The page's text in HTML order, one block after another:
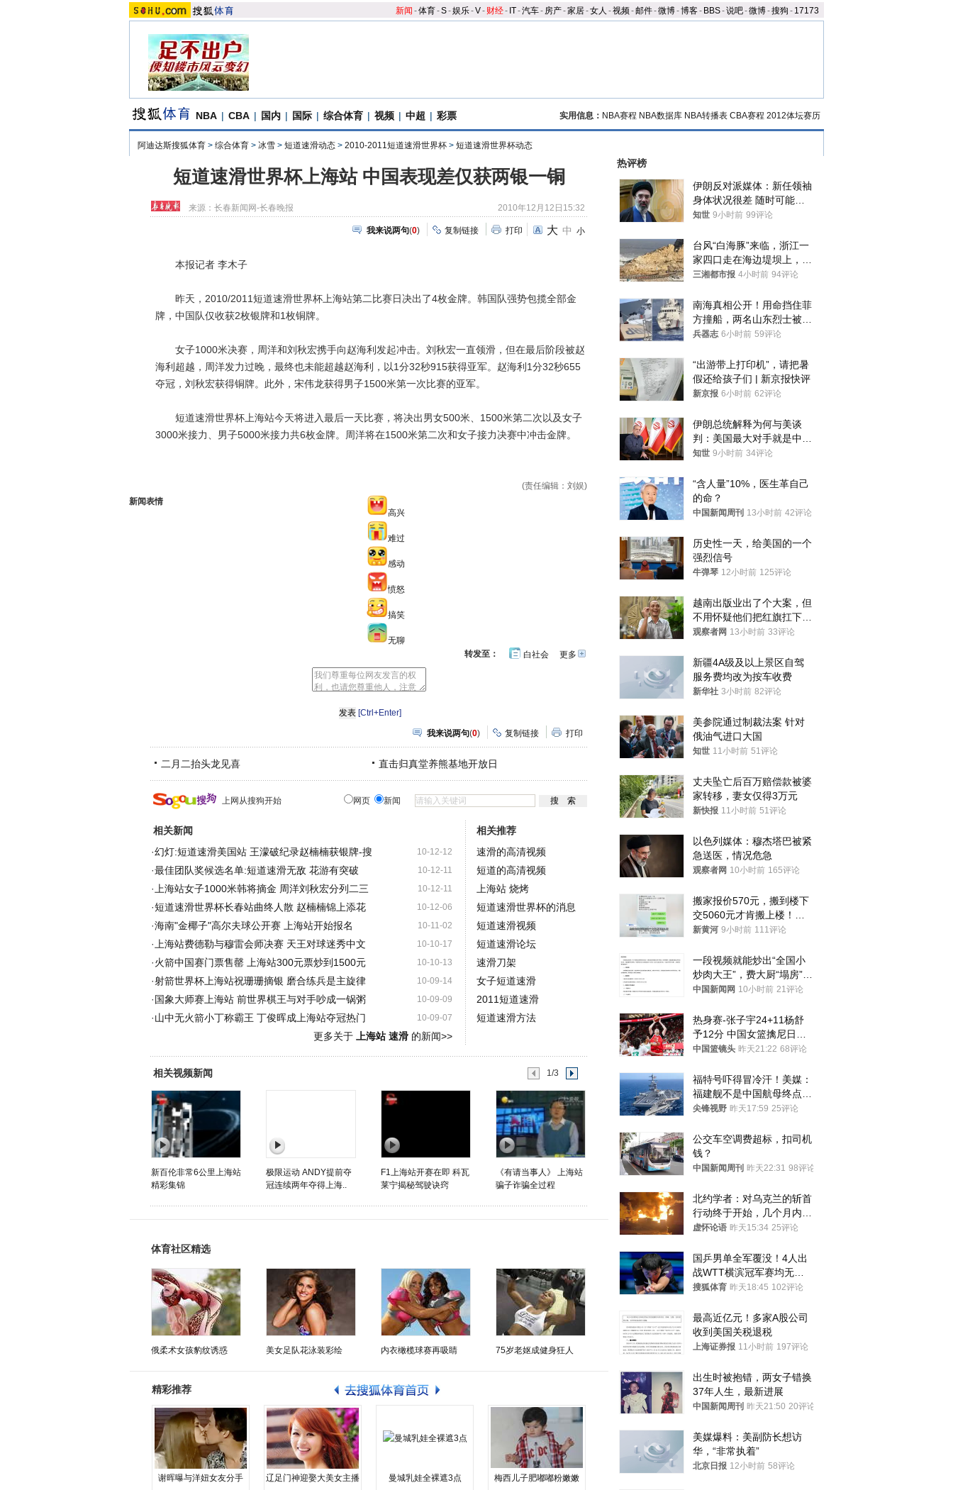
新闻 -体育-S-娱乐-V- 财经- IT-汽车- 房产-家居-女人 -视频-邮件-微博-博客- BBS-说吧-微博-搜狗 - 17173
NBA | CBA | 国内 | 国际 | 综合体育 | 视频 | 中超 | 彩票 实用信息： NBA赛程 NBA数据库 NBA转播表 CBA赛程 2012体坛赛历
阿迪达斯搜狐体育 > 综合体育 > 冰雪 > 短道速滑动态 > 2010-2011短道速滑世界杯 > 短道速滑世界杯动态
短道速滑世界杯上海站 中国表现差仅获两银一铜
来源：长春新闻网-长春晚报 2010年12月12日15:32
我来说两句(0) 复制链接 打印 大 中 小
本报记者 李木子
昨天，2010/2011短道速滑世界杯上海站第二比赛日决出了4枚金牌。韩国队强势包揽全部金
牌，中国队仅收获2枚银牌和1枚铜牌。
女子1000米决赛，周洋和刘秋宏携手向赵海利发起冲击。刘秋宏一直领滑，但在最后阶段被赵
海利超越，周洋发力过晚，最终也未能超越赵海利，以1分32秒915获得亚军。赵海利1分32秒655
夺冠，刘秋宏获得铜牌。此外，宋伟龙获得男子1500米第一次比赛的亚军。
短道速滑世界杯上海站今天将进入最后一天比赛，将决出男女500米、1500米第二次以及女子
3000米接力、男子5000米接力共6枚金牌。周洋将在1500米第二次和女子接力决赛中冲击金牌。
(责任编辑：刘娱)
新闻表情
高兴
难过
感动
愤怒
搞笑
无聊
更多开
转发至： 白社会
[Ctrl+Enter]
我来说两句(0) 复制链接 打印
二月二抬头龙见喜 直击归真堂养熊基地开放日
上网从搜狗开始 网页 新闻
相关新闻
10-12-12
·幻灯:短道速滑美国站 王濛破纪录赵楠楠获银牌-搜
10-12-11
·最佳团队奖候选名单:短道速滑无敌 花游有突破
10-12-11
· 上海站女子1000米韩将摘金 周洋刘秋宏分列二三
10-12-06
·短道速滑世界杯长春站曲终人散 赵楠楠锦上添花
10-11-02
·海南"金椰子"高尔夫球公开赛 上海站开始报名
10-10-17
· 上海站费德勒与穆雷会师决赛 天王对球迷秀中文
10-10-13
·火箭中国赛门票售罄 上海站300元票炒到1500元
10-09-14
·射箭世界杯上海站祝珊珊摘银 磨合练兵是主旋律
10-09-09
· 国象大师赛上海站 前世界棋王与对手吵成一锅粥
10-09-07
·山中无火箭小丁称霸王 丁俊晖成上海站夺冠热门
更多关于
上海站 速滑的新闻>>
相关推荐
速滑的高清视频
短道的高清视频
上海站 烧烤
短道速滑世界杯的消息
短道速滑视频
短道速滑论坛
速滑刀架
女子短道速滑
2011短道速滑
短道速滑方法
相关视频新闻 1/3
新百伦非常6公里上海站
精彩集锦
极限运动 ANDY提前夺
冠连续两年夺得上海..
F1上海站开赛在即 科瓦
莱宁揭秘驾驶诀窍
《有请当事人》 上海站
骗子诈骗全过程
体育社区精选
俄柔术女孩豹纹诱惑 美女足队花泳装彩绘 内衣橄榄球赛再吸睛 75岁老妪成健身狂人
精彩推荐
谢晖曝与洋妞女友分手 辽足门神迎娶大美女主播 曼城乳娃全裸遮3点 梅西儿子肥嘟嘟粉嫩嫩
热评榜
伊朗反对派媒体：新任领袖
身体状况很差 随时可能离
世
知世 9小时前 99评论
台风“白海豚”来临，浙江一
家四口走在海边堤坝上，其
中9岁男孩被巨浪卷入海
三湘都市报 4小时前 94评论
南海真相公开！用命挡住菲
方撞船，两名山东烈士被授
武警最高荣誉
兵器志 6小时前 59评论
“出游带上打印机”，请把暑
假还给孩子们 | 新京报快评
新京报 6小时前 62评论
伊朗总统解释为何与美谈
判：美国最大对手就是中
国，但他们也在对话
知世 9小时前 34评论
“含人量”10%，医生革自己
的命？
中国新闻周刊 13小时前 42评论
历史性一天，给美国的一个
强烈信号
牛弹琴 12小时前 125评论
越南出版业出了个大案，但
不用怀疑他们把红旗扛下去
的决心
观察者网 13小时前 33评论
新疆4A级及以上景区自驾
服务费均改为按车收费
新华社 3小时前 82评论
美参院通过制裁法案 针对
俄油气进口大国
知世 11小时前 51评论
丈夫坠亡后百万赔偿款被婆
家转移，妻女仅得3万元
新快报 11小时前 51评论
以色列媒体：穆杰塔巴被紧
急送医，情况危急
观察者网 10小时前 165评论
搬家报价570元，搬到楼下
交5060元才肯搬上楼！女
子傻眼了……
新黄河 9小时前 111评论
一段视频就能炒出“全国小
炒肉大王”，费大厨“塌房”了
吗？
中国新闻网 10小时前 21评论
热身赛-张子宇24+11杨舒
予12分 中国女篮擒尼日利
亚
中国篮镜头 昨天21:22 68评论
福特号吓得冒冷汗！美媒：
福建舰不是中国航母终点，
而是新起点！
尖锋视野 昨天17:59 25评论
公交车空调费超标，扣司机
钱？
中国新闻周刊 昨天22:31 98评论
北约学者：对乌克兰的斩首
行动终于开始，几个月内乌
将投降
虚怀论语 昨天15:34 25评论
国乒男单全军覆没！4人出
战WTT横滨冠军赛均无缘
八强
搜狐体育 昨天18:45 102评论
最高近亿元！多家A股公司
收到美国关税退税
上海证券报 11小时前 197评论
出生时被抱错，两女子错换
37年人生，最新进展
中国新闻周刊 昨天21:50 20评论
美媒爆料：美副防长想访
华，“非常执着”
北京日报 12小时前 58评论